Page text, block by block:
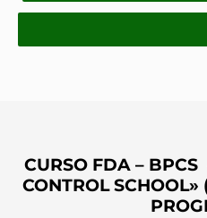
CURSO FDA – BPCS
CONTROL